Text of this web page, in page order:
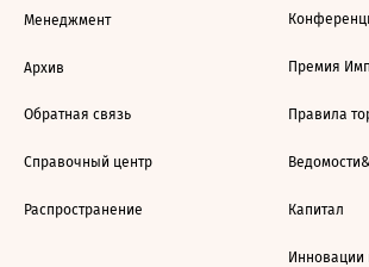
Менеджмент
Архив
Обратная связь
Справочный центр
Распространение
Премия
Правила
Ведомости&
Капитал
Инновации